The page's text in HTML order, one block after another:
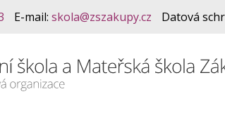
E-mail: skola@zszakupy.cz Datová